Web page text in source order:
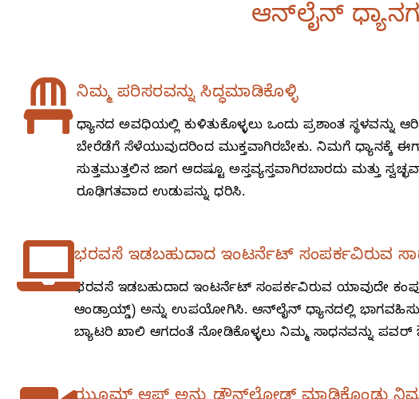
ಆನ್‌ಲೈನ್‌
ನಿಮ್ಮ ಪರಿಸರವನ್ನು ಸಿದ್ಧಮಾಡಿಕೊಳ್ಳಿ
ಧ್ಯಾನದ ಅವಧಿಯಲ್ಲಿ ಕುಳಿತುಕೊಳ್ಳಲು ಒಂದು ಪ್ರಶಾಂತ
ಬೇರೆಡೆಗೆ ಸೆಳೆಯುವುದರಿಂದ ಮುಕ್ತವಾಗಿರಬೇಕು. ನಿಮಗೆ ಧ್ಯಾನಕ್ಕೆ
ಸುತ್ತಮುತ್ತಲಿನ ಜಾಗ ಆದಷ್ಟೂ ಅಸ್ತವ್ಯಸ್ತವಾಗಿರಬಾರದು ಮತ್ತು
ರೂಢಿಗತವಾದ ಉಡುಪನ್ನು ಧರಿಸಿ.
ಭರವಸೆ ಇಡಬಹುದಾದ ಇಂಟರ್ನೆಟ್‌ ಸಂಪರ್ಕವಿರುವ
ಭರವಸೆ ಇಡಬಹುದಾದ ಇಂಟರ್ನೆಟ್‌ ಸಂಪರ್ಕವಿರುವ ಯಾವುದೇ
ಆಂಡ್ರಾಯ್ಡ್‌) ಅನ್ನು ಉಪಯೋಗಿಸಿ. ಆನ್‌ಲೈನ್‌ ಧ್ಯಾನದಲ್ಲಿ
ಬ್ಯಾಟರಿ ಖಾಲಿ ಆಗದಂತೆ ನೋಡಿಕೊಳ್ಳಲು ನಿಮ್ಮ ಸಾಧನವನ್ನು